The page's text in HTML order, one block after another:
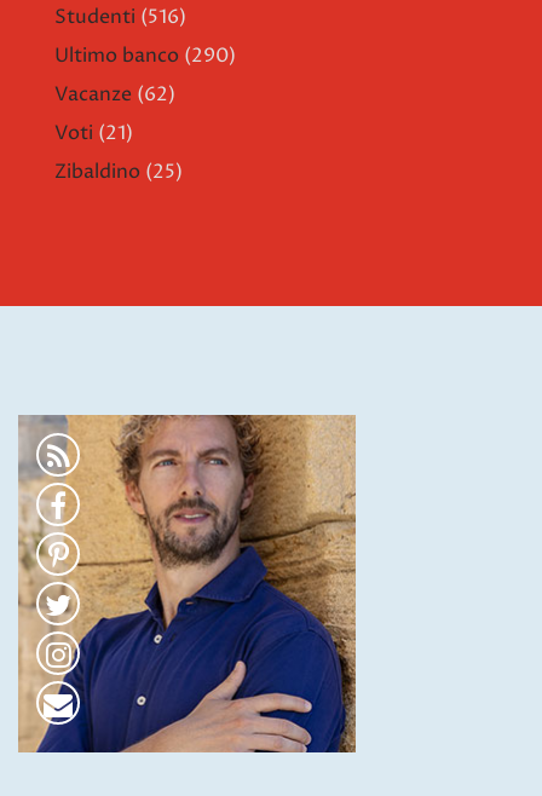
Studenti (516)
Ultimo banco (290)
Vacanze (62)
Voti (21)
Zibaldino (25)